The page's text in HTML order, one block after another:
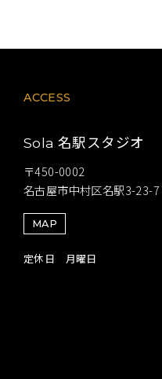
ACCESS
Sola 名駅スタジオ
〒450-0002
名古屋市中村区名駅3-23-7
MAP
定休日 月曜日